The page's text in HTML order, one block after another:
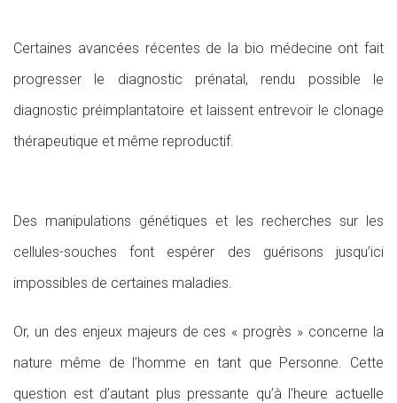
Certaines avancées récentes de la bio médecine ont fait
progresser le diagnostic prénatal, rendu possible le
diagnostic préimplantatoire et laissent entrevoir le clonage
thérapeutique et même reproductif.
Des manipulations génétiques et les recherches sur les
cellules-souches font espérer des guérisons jusqu’ici
impossibles de certaines maladies.
Or, un des enjeux majeurs de ces « progrès » concerne la
nature même de l’homme en tant que Personne. Cette
question est d’autant plus pressante qu’à l’heure actuelle